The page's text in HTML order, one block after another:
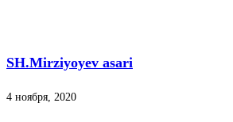
SH.Mirziyoyev asari
4 ноября, 2020